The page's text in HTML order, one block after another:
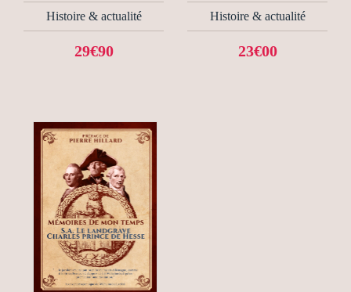
Histoire & actualité
29€90
Histoire & actualité
23€00